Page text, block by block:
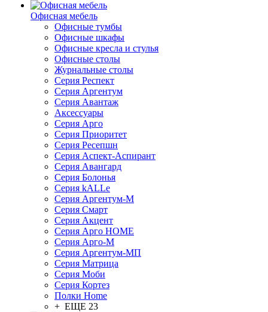
Офисная мебель
Офисные тумбы
Офисные шкафы
Офисные кресла и стулья
Офисные столы
Журнальные столы
Серия Респект
Серия Аргентум
Серия Авантаж
Аксессуары
Серия Арго
Серия Приоритет
Серия Ресепшн
Серия Аспект-Аспирант
Серия Авангард
Серия Болонья
Серия kALLe
Серия Аргентум-М
Серия Смарт
Серия Акцент
Серия Арго HOME
Серия Арго-М
Серия Аргентум-МП
Серия Матрица
Серия Моби
Серия Кортез
Полки Home
+ ЕЩЕ 23